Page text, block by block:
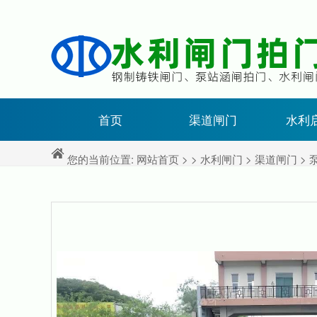
首页 渠道闸门 水利
您的当前位置: 网站首页 > > 水利闸门 > 渠道闸门 >